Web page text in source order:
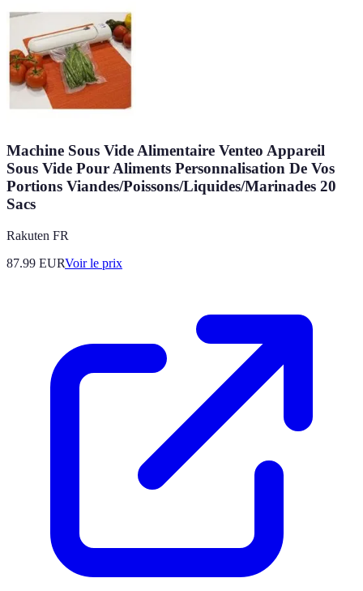
Machine Sous Vide Alimentaire Venteo Appareil
Sous Vide Pour Aliments Personnalisation De Vos
Portions Viandes/Poissons/Liquides/Marinades 20
Sacs
Rakuten FR
87.99 EURVoir le prix